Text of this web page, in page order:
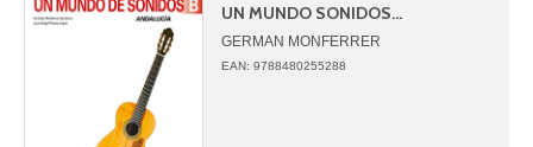
UN MUNDO SONIDOS...
GERMAN MONFERRER
JUAN ANGEL PICAZO
EAN: 9788480255288